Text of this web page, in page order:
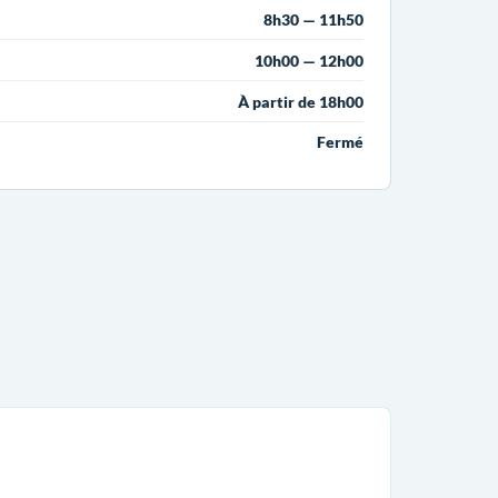
8h30 — 11h50
10h00 — 12h00
À partir de 18h00
Fermé